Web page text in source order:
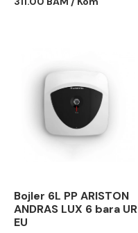
Bojler 6L PP ARISTON
ANDRAS LUX 6 bara UR
EU